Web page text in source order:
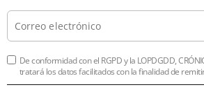
De conformidad con el RGPD y la LOPDGDD,
tratará los datos facilitados con la finalidad de